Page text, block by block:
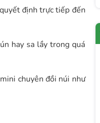
định trực tiếp đến
hay sa lầy trong quá
chuyên đồi núi như